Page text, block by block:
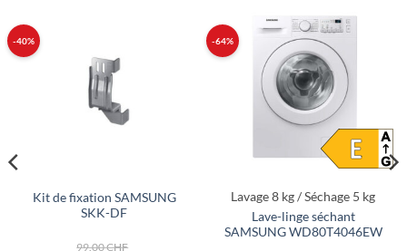
-40%
Kit de fixation SAMSUNG
SKK-DF
99.00CHF
-64%
Lavage 8 kg / Séchage 5 kg
Lave-linge séchant
SAMSUNG WD80T4046EW